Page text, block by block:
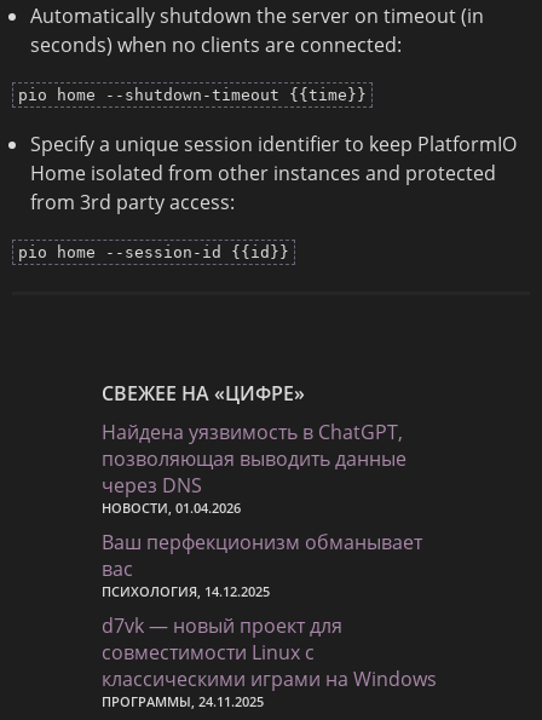
Automatically shutdown the server on timeout (in
seconds) when no clients are connected:
pio home --shutdown-timeout {{time}}
Specify a unique session identifier to keep PlatformIO
Home isolated from other instances and protected
from 3rd party access:
pio home --session-id {{id}}
СВЕЖЕЕ НА «ЦИФРЕ»
Найдена уязвимость в ChatGPT,
позволяющая выводить данные
через DNS
НОВОСТИ, 01.04.2026
Ваш перфекционизм обманывает
вас
ПСИХОЛОГИЯ, 14.12.2025
d7vk — новый проект для
совместимости Linux с
классическими играми на Windows
ПРОГРАММЫ, 24.11.2025